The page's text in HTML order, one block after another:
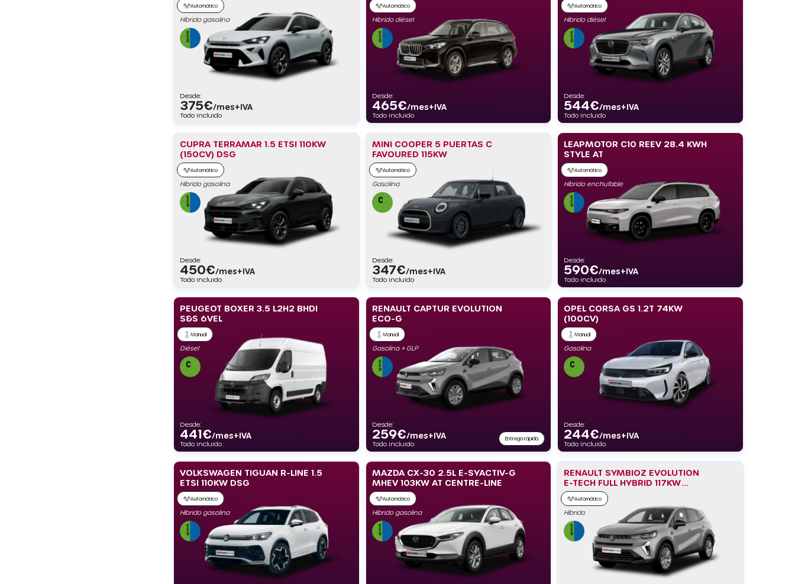
Automático
Híbrido gasolina
Desde:
375€/mes+IVA
Todo incluido
Automático
Híbrido diésel
Desde:
465€/mes+IVA
Todo incluido
Automático
Híbrido diésel
Desde:
544€/mes+IVA
Todo incluido
CUPRA TERRAMAR 1.5 ETSI 110KW
(150CV) DSG
Automático
Híbrido gasolina
Desde:
450€/mes+IVA
Todo incluido
MINI COOPER 5 PUERTAS C
FAVOURED 115KW
Automático
Gasolina
Desde:
347€/mes+IVA
Todo incluido
LEAPMOTOR C10 REEV 28.4 KWH
STYLE AT
Automático
Híbrido enchufable
Desde:
590€/mes+IVA
Todo incluido
PEUGEOT BOXER 3.5 L2H2 BHDI
S&S 6VEL
Manual
Diésel
Desde:
441€/mes+IVA
Todo incluido
RENAULT CAPTUR EVOLUTION
ECO-G
Manual
Gasolina + GLP
Desde:
259€/mes+IVA
Todo incluido
Entrega rápida
OPEL CORSA GS 1.2T 74KW
(100CV)
Manual
Gasolina
Desde:
244€/mes+IVA
Todo incluido
VOLKSWAGEN TIGUAN R-LINE 1.5
ETSI 110KW DSG
Automático
Híbrido gasolina
MAZDA CX-30 2.5L E-SYACTIV-G
MHEV 103KW AT CENTRE-LINE
Automático
Híbrido gasolina
RENAULT SYMBIOZ EVOLUTION
E-TECH FULL HYBRID 117KW
(160CV)
Automático
Híbrido